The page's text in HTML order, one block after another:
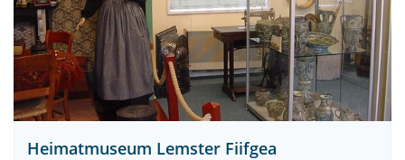
Heimatmuseum Lemster Fiifgea